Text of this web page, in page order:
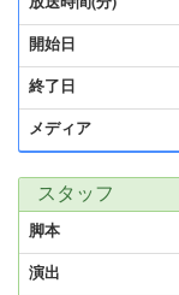
開始日
終了日
メディア
スタッフ
脚本
演出